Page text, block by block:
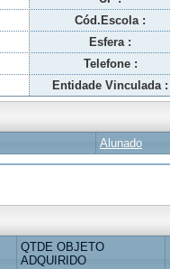
Cód.Escola :
Esfera :
Telefone :
Entidade Vinculada :
Alunado
QTDE OBJETO
ADQUIRIDO